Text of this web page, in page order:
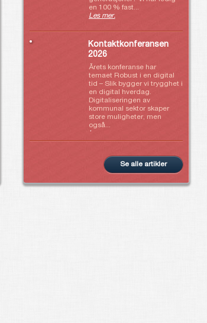
en 100 % fast...
Les mer.
Kontaktkonferansen
2026
Årets konferanse har
temaet Robust i en digital
tid – Slik bygger vi trygghet i
en digital hverdag.
Digitaliseringen av
kommunal sektor skaper
store muligheter, men
også...
Les mer.
Se alle artikler